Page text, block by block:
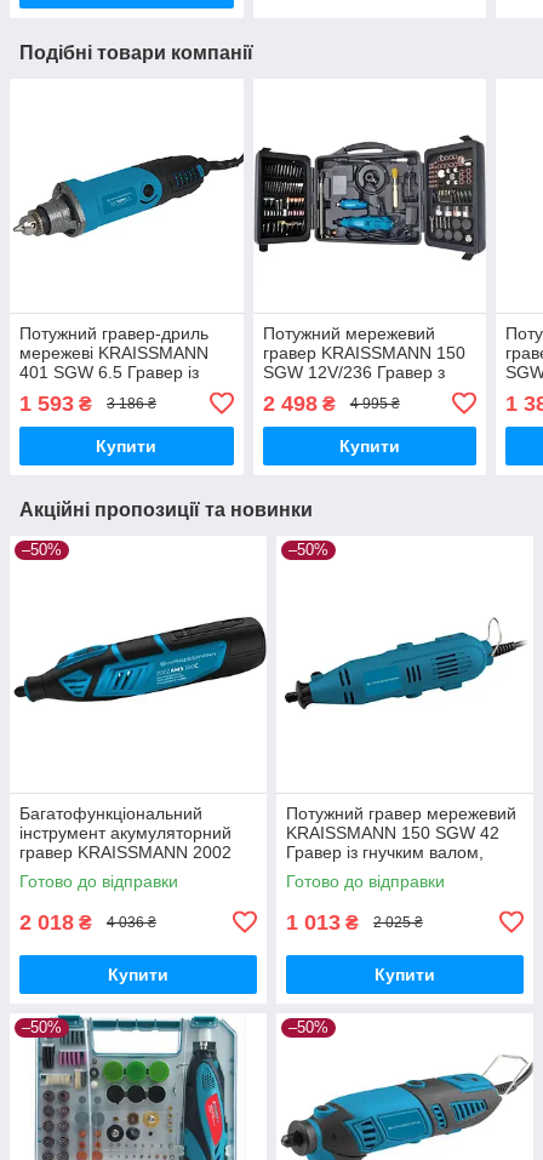
Подібні товари компанії
Потужний гравер-дриль
мережеві KRAISSMANN
401 SGW 6.5 Гравер із
Бормашина гравера ( 43
насадки)
1 593 ₴ 3 186 ₴
Купити
Потужний мережевий
гравер KRAISSMANN 150
SGW 12V/236 Гравер з
Бормашина гравер (236
насадок,2в1)
2 498₴ 4 995 ₴
Купити
1
Акційні пропозиції та новинки
–50%
Багатофункціональний
інструмент акумуляторний
гравер KRAISSMANN 2002
AMS 100 C , Граверна
машинка (100 насадок)
Готово до відправки
2 018 ₴ 4 036 ₴
Купити
–50%
Потужний гравер мережевий
KRAISSMANN 150 SGW 42
Гравер із гнучким валом,
Бормашина гравера (42
насадок)
Готово до відправки
1 013 ₴ 2 025 ₴
Купити
–50% –50%